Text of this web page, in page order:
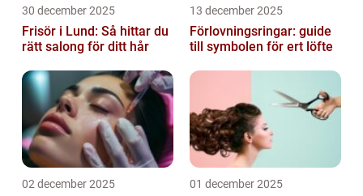
30 december 2025
Frisör i Lund: Så hittar du
rätt salong för ditt hår
13 december 2025
Förlovningsringar: guide
till symbolen för ert löfte
02 december 2025 01 december 2025